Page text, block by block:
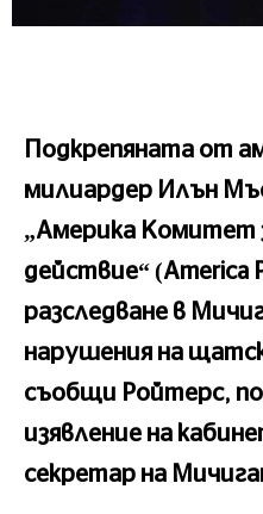
Подкрепяната от
милиардер Илън
„Америка Комитет
действие“ (America
разследване в
нарушения на
съобщи Ройтерс,
изявление на
секретар на